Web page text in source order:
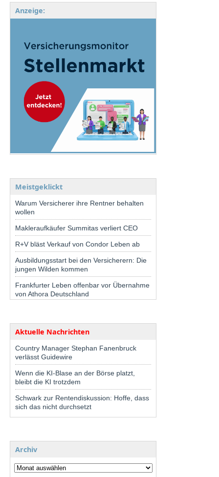
Anzeige:
Meistgeklickt
Warum Versicherer ihre Rentner behalten
wollen
Makleraufkäufer Summitas verliert CEO
R+V bläst Verkauf von Condor Leben ab
Ausbildungsstart bei den Versicherern: Die
jungen Wilden kommen
Frankfurter Leben offenbar vor Übernahme
von Athora Deutschland
Aktuelle Nachrichten
Country Manager Stephan Fanenbruck
verlässt Guidewire
Wenn die KI-Blase an der Börse platzt,
bleibt die KI trotzdem
Schwark zur Rentendiskussion: Hoffe, dass
sich das nicht durchsetzt
Archiv